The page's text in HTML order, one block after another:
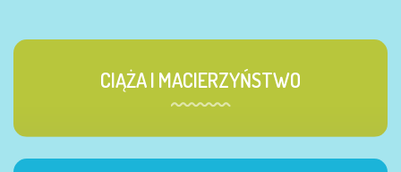
CIĄŻA I MACIERZYŃSTWO